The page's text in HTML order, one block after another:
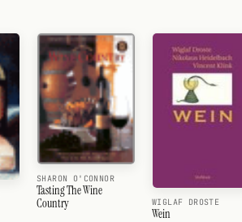
SHARON O'CONNOR
Tasting The Wine
Country
WIGLAF DROSTE
Wein